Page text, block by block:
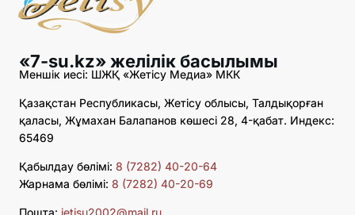
«7-su.kz» желілік басылымы
Меншік иесі: ШЖҚ «Жетісу Медиа» МКК
Қазақстан Республикасы, Жетісу облысы, Талдықорған
қаласы, Жұмахан Балапанов көшесі 28, 4-қабат. Индекс:
65469
Қабылдау бөлімі: 8 (7282) 40-20-64
Жарнама бөлімі: 8 (7282) 40-20-69